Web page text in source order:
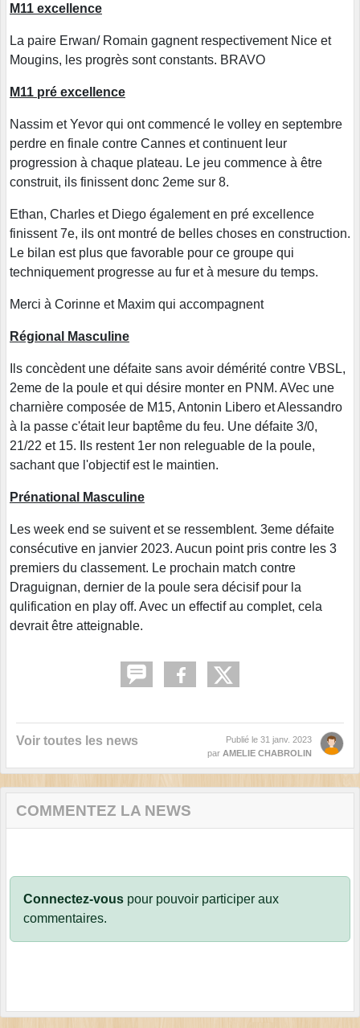
M11 excellence
La paire Erwan/ Romain gagnent respectivement Nice et
Mougins, les progrès sont constants. BRAVO
M11 pré excellence
Nassim et Yevor qui ont commencé le volley en septembre
perdre en finale contre Cannes et continuent leur
progression à chaque plateau. Le jeu commence à être
construit, ils finissent donc 2eme sur 8.
Ethan, Charles et Diego également en pré excellence
finissent 7e, ils ont montré de belles choses en construction.
Le bilan est plus que favorable pour ce groupe qui
techniquement progresse au fur et à mesure du temps.
Merci à Corinne et Maxim qui accompagnent
Régional Masculine
Ils concèdent une défaite sans avoir démérité contre VBSL,
2eme de la poule et qui désire monter en PNM. AVec une
charnière composée de M15, Antonin Libero et Alessandro
à la passe c'était leur baptême du feu. Une défaite 3/0,
21/22 et 15. Ils restent 1er non releguable de la poule,
sachant que l'objectif est le maintien.
Prénational Masculine
Les week end se suivent et se ressemblent. 3eme défaite
consécutive en janvier 2023. Aucun point pris contre les 3
premiers du classement. Le prochain match contre
Draguignan, dernier de la poule sera décisif pour la
qulification en play off. Avec un effectif au complet, cela
devrait être atteignable.
Voir toutes les news Publié le 31 janv. 2023
par AMELIE CHABROLIN
COMMENTEZ LA NEWS
Connectez-vous pour pouvoir participer aux
commentaires.